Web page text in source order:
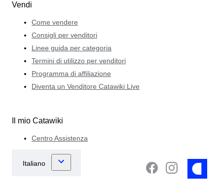
Vendi
Come vendere
Consigli per venditori
Linee guida per categoria
Termini di utilizzo per venditori
Programma di affiliazione
Diventa un Venditore Catawiki Live
Il mio Catawiki
Centro Assistenza